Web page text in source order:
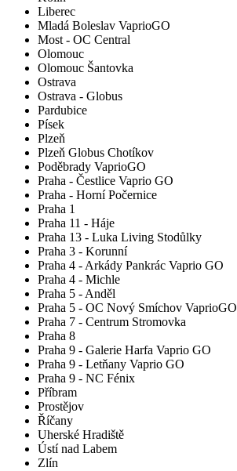
Liberec
Mladá Boleslav VaprioGO
Most - OC Central
Olomouc
Olomouc Šantovka
Ostrava
Ostrava - Globus
Pardubice
Písek
Plzeň
Plzeň Globus Chotíkov
Poděbrady VaprioGO
Praha - Čestlice Vaprio GO
Praha - Horní Počernice
Praha 1
Praha 11 - Háje
Praha 13 - Luka Living Stodůlky
Praha 3 - Korunní
Praha 4 - Arkády Pankrác Vaprio GO
Praha 4 - Michle
Praha 5 - Anděl
Praha 5 - OC Nový Smíchov VaprioGO
Praha 7 - Centrum Stromovka
Praha 8
Praha 9 - Galerie Harfa Vaprio GO
Praha 9 - Letňany Vaprio GO
Praha 9 - NC Fénix
Příbram
Prostějov
Říčany
Uherské Hradiště
Ústí nad Labem
Zlín